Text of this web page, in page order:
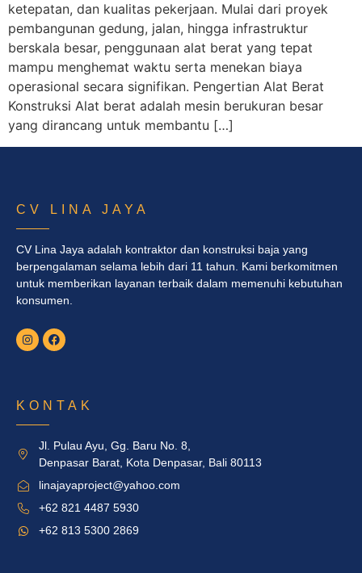
ketepatan, dan kualitas pekerjaan. Mulai dari proyek
pembangunan gedung, jalan, hingga infrastruktur
berskala besar, penggunaan alat berat yang tepat
mampu menghemat waktu serta menekan biaya
operasional secara signifikan. Pengertian Alat Berat
Konstruksi Alat berat adalah mesin berukuran besar
yang dirancang untuk membantu […]
CV LINA JAYA
CV Lina Jaya adalah kontraktor dan konstruksi baja yang
berpengalaman selama lebih dari 11 tahun. Kami berkomitmen
untuk memberikan layanan terbaik dalam memenuhi kebutuhan
konsumen.
KONTAK
Jl. Pulau Ayu, Gg. Baru No. 8,
Denpasar Barat, Kota Denpasar, Bali 80113
linajayaproject@yahoo.com
+62 821 4487 5930
+62 813 5300 2869